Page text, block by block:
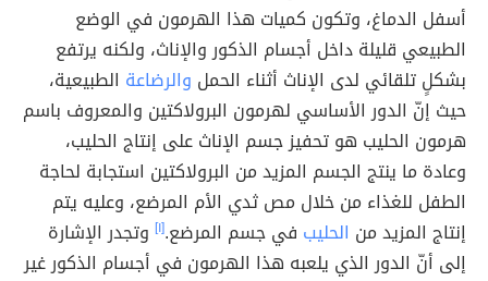
أسفل الدماغ، وتكون كميات هذا الهرمون في الوضع
الطبيعي قليلة داخل أجسام الذكور والإناث، ولكنه يرتفع
بشكلٍ تلقائي لدى الإناث أثناء الحمل والرضاعة الطبيعية،
حيث إنّ الدور الأساسي لهرمون البرولاكتين والمعروف باسم
هرمون الحليب هو تحفيز جسم الإناث على إنتاج الحليب،
وعادة ما ينتج الجسم المزيد من البرولاكتين استجابة لحاجة
الطفل للغذاء من خلال مص ثدي الأم المرضع، وعليه يتم
إنتاج المزيد من الحليب في جسم المرضع.[١] وتجدر الإشارة
إلى أنّ الدور الذي يلعبه هذا الهرمون في أجسام الذكور غير